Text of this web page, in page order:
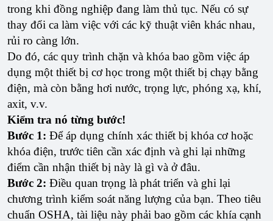
trong khi đồng nghiệp đang làm thủ tục. Nếu có sự
thay đổi ca làm việc với các kỹ thuật viên khác nhau,
rủi ro càng lớn.
Do đó, các quy trình chặn và khóa bao gồm việc áp
dụng một thiết bị cơ học trong một thiết bị chạy bằng
điện, mà còn bằng hơi nước, trọng lực, phóng xạ, khí,
axit, v.v.
Kiểm tra nó từng bước!
Bước 1: Để áp dụng chính xác thiết bị khóa cơ hoặc
khóa điện, trước tiên cần xác định và ghi lại những
điểm cần nhận thiết bị này là gì và ở đâu.
Bước 2: Điều quan trọng là phát triển và ghi lại
chương trình kiểm soát năng lượng của bạn. Theo tiêu
chuẩn OSHA, tài liệu này phải bao gồm các khía cạnh